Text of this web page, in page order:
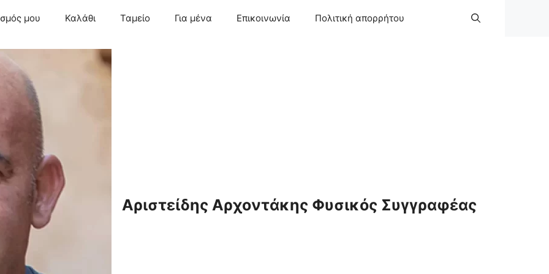
μου Καλάθι Ταμείο Για μένα Επικοινωνία Πολιτική απορρήτου
Αριστείδης Αρχοντάκης Φυσικός Συγγραφέας